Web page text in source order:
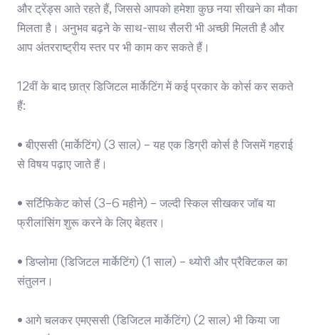
और ट्रेंड्स आते रहते हैं, जिससे आपको हमेशा कुछ नया सीखने का मौका
मिलता है। अनुभव बढ़ने के साथ-साथ सैलरी भी अच्छी मिलती है और
आप अंतरराष्ट्रीय स्तर पर भी काम कर सकते हैं।
12वीं के बाद छात्र डिजिटल मार्केटिंग में कई प्रकार के कोर्स कर सकते
हैं:
• बीएससी (मार्केटिंग) (3 साल) – यह एक डिग्री कोर्स है जिसमें गहराई
से विषय पढ़ाए जाते हैं।
• सर्टिफिकेट कोर्स (3–6 महीने) – जल्दी स्किल सीखकर जॉब या
फ्रीलांसिंग शुरू करने के लिए बेहतर।
• डिप्लोमा (डिजिटल मार्केटिंग) (1 साल) – थ्योरी और प्रैक्टिकल का
संतुलन।
• आगे चलकर एमएससी (डिजिटल मार्केटिंग) (2 साल) भी किया जा